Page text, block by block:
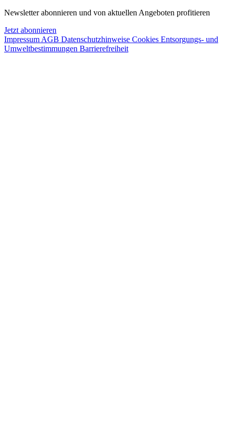
Newsletter abonnieren und von aktuellen Angeboten profitieren
Jetzt abonnieren
Impressum AGB Datenschutzhinweise Cookies Entsorgungs- und
Umweltbestimmungen Barrierefreiheit